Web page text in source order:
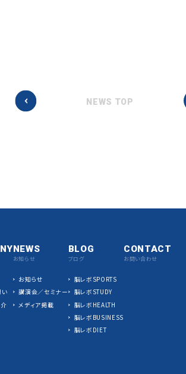
NEWS TOP
NEWS
お知らせ
お知らせ
講演会／セミナー
メディア掲載
BLOG
ブログ
脳レボSPORTS
脳レボSTUDY
脳レボHEALTH
脳レボBUSINESS
脳レボDIET
CONTACT
お問い合わせ